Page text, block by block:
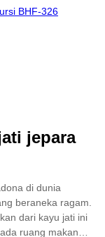
BHF-326
jepara
di dunia
beraneka ragam.
dari kayu jati ini
ruang makan